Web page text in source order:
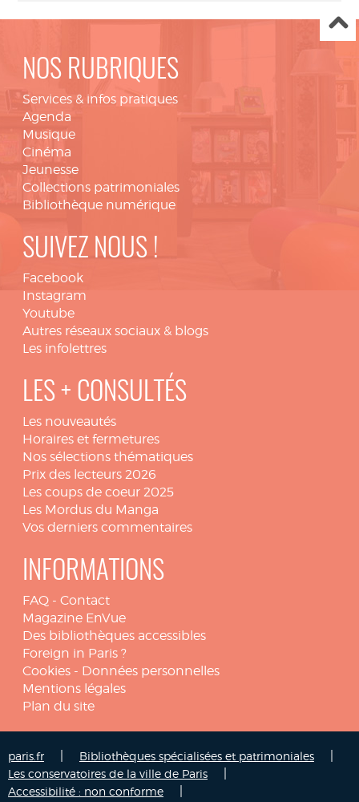
NOS RUBRIQUES
Services & infos pratiques
Agenda
Musique
Cinéma
Jeunesse
Collections patrimoniales
Bibliothèque numérique
SUIVEZ NOUS !
Facebook
Instagram
Youtube
Autres réseaux sociaux & blogs
Les infolettres
LES + CONSULTÉS
Les nouveautés
Horaires et fermetures
Nos sélections thématiques
Prix des lecteurs 2026
Les coups de coeur 2025
Les Mordus du Manga
Vos derniers commentaires
INFORMATIONS
FAQ - Contact
Magazine EnVue
Des bibliothèques accessibles
Foreign in Paris ?
Cookies - Données personnelles
Mentions légales
Plan du site
paris.fr Bibliothèques spécialisées et patrimoniales
Les conservatoires de la ville de Paris
Accessibilité : non conforme